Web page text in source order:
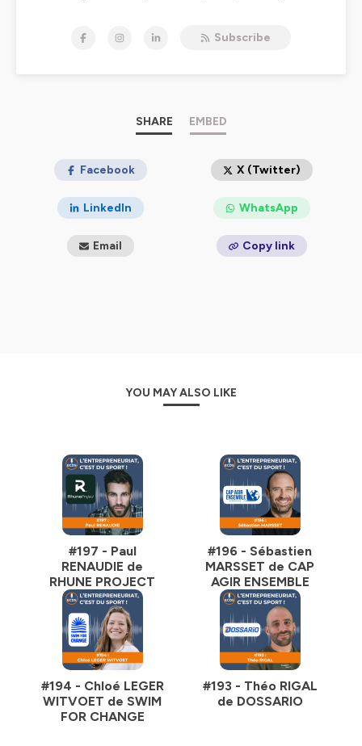
Ici, pas de grandes théories, on parle terrain et surtout
“L’entrepreneuriat, c’est du sport !”
confidentialitepour plus d'informations.
Subscribe
SHARE EMBED
Facebook X (Twitter)
LinkedIn WhatsApp
Email Copy link
YOU MAY ALSO LIKE
#197 - Paul
RENAUDIE de
RHUNE PROJECT
#196 - Sébastien
MARSSET de CAP
AGIR ENSEMBLE
#194 - Chloé LEGER
WITVOET de SWIM
FOR CHANGE
#193 - Théo RIGAL
de DOSSARIO